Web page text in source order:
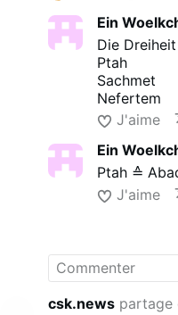
Ein
Die
Ptah
Sachmet
Nefertem
J'aime
Ein
Ptah ≙
J'aime
csk.news partage